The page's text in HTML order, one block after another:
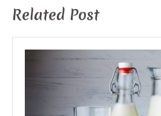
Related Post